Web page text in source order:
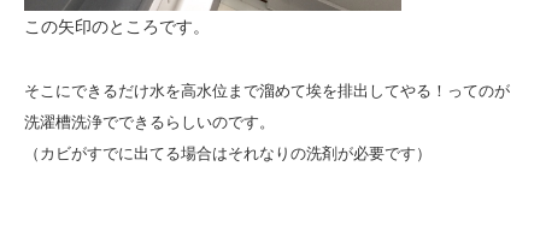
この矢印のところです。
そこにできるだけ水を高水位まで溜めて埃を排出してやる！ ってのが
洗濯槽洗浄でできるらしいのです。
（カビがすでに出てる場合はそれなりの洗剤が必要です）